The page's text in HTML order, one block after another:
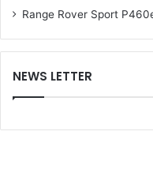
Range Rover Sport
NEWS LETTER